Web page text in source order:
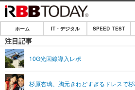
ホーム
IT・デジタル
SPEED TEST
ホーム IT・デジタル SPEED TEST
注目記事
10G光回線導入レポ
杉原杏璃、胸元きわどすぎるドレスで